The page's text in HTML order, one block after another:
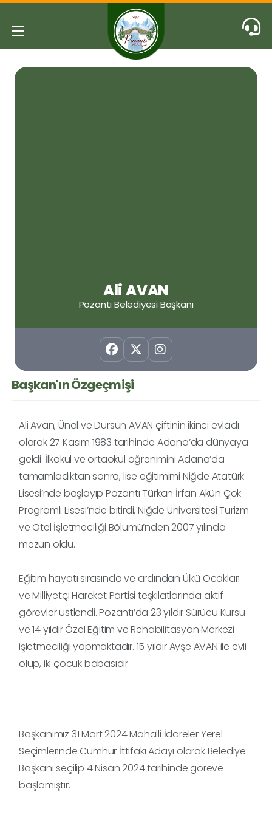
Ali AVAN
Pozantı Belediyesi Başkanı
Başkan'ın Özgeçmişi
Ali Avan, Ünal ve Dursun AVAN çiftinin ikinci evladı
olarak 27 Kasım 1983 tarihinde Adana’da dünyaya
geldi. İlkokul ve ortaokul öğrenimini Adana’da
tamamladıktan sonra, lise eğitimimi Niğde Atatürk
Lisesi’nde başlayıp Pozantı Türkan İrfan Akün Çok
Programlı Lisesi’nde bitirdi. Niğde Üniversitesi Turizm
ve Otel İşletmeciliği Bölümü’nden 2007 yılında
mezun oldu.
Eğitim hayatı sırasında ve ardından Ülkü Ocakları
ve Milliyetçi Hareket Partisi teşkilatlarında aktif
görevler üstlendi. Pozantı’da 23 yıldır Sürücü Kursu
ve 14 yıldır Özel Eğitim ve Rehabilitasyon Merkezi
işletmeciliği yapmaktadır. 15 yıldır Ayşe AVAN ile evli
olup, iki çocuk babasıdır.
Başkanımız 31 Mart 2024 Mahalli İdareler Yerel
Seçimlerinde Cumhur İttifakı Adayı olarak Belediye
Başkanı seçilip 4 Nisan 2024 tarihinde göreve
başlamıştır.